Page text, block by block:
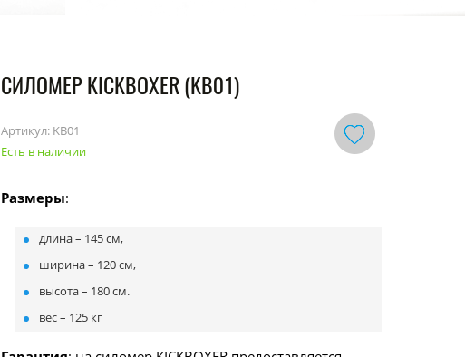
СИЛОМЕР KICKBOXER (KB01)
Артикул: KB01
Есть в наличии
Размеры:
длина – 145 см,
ширина – 120 см,
высота – 180 см.
вес – 125 кг